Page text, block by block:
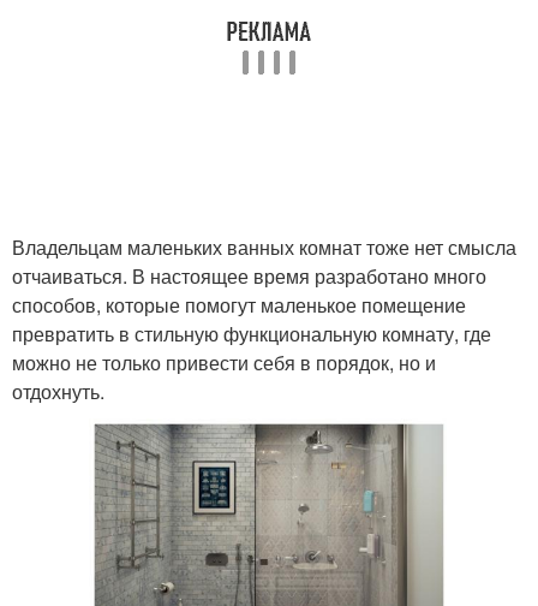
Владельцам маленьких ванных комнат тоже нет смысла
отчаиваться. В настоящее время разработано много
способов, которые помогут маленькое помещение
превратить в стильную функциональную комнату, где
можно не только привести себя в порядок, но и
отдохнуть.